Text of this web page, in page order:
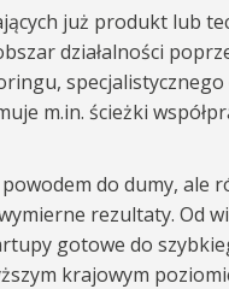
już produkt lub
działalności
m.in. ścieżki
do dumy, ale
rezultaty. Od
gotowe do
krajowym